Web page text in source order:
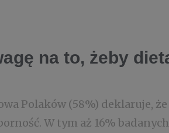
na to, żeby
Polaków (58%) deklaruje,
W tym aż 16%